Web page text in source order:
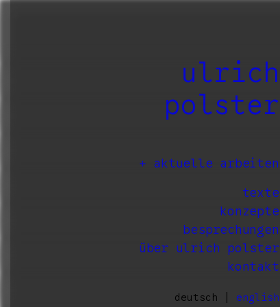
ulrich
polster
aktuelle arbeiten
texte
konzepte
besprechungen
über ulrich polster
kontakt
deutsch | english